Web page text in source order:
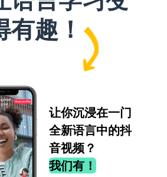
有趣！
让你沉浸在一门
全新语言中的抖
音视频？
我们有！